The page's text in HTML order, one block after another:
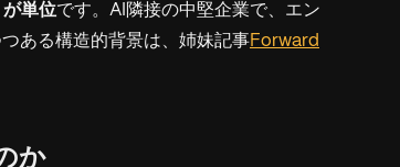
単位です。AI隣接の中堅企業で、エン
ある構造的背景は、姉妹記事Forward
か